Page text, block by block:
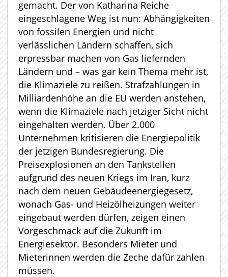
gemacht. Der von Katharina Reiche
eingeschlagene Weg ist nun: Abhängigkeiten
von fossilen Energien und nicht
verlässlichen Ländern schaffen, sich
erpressbar machen von Gas liefernden
Ländern und – was gar kein Thema mehr ist,
die Klimaziele zu reißen. Strafzahlungen in
Milliardenhöhe an die EU werden anstehen,
wenn die Klimaziele nach jetziger Sicht nicht
eingehalten werden. Über 2.000
Unternehmen kritisieren die Energiepolitik
der jetzigen Bundesregierung. Die
Preisexplosionen an den Tankstellen
aufgrund des neuen Kriegs im Iran, kurz
nach dem neuen Gebäudeenergiegesetz,
wonach Gas- und Heizölheizungen weiter
eingebaut werden dürfen, zeigen einen
Vorgeschmack auf die Zukunft im
Energiesektor. Besonders Mieter und
Mieterinnen werden die Zeche dafür zahlen
müssen.